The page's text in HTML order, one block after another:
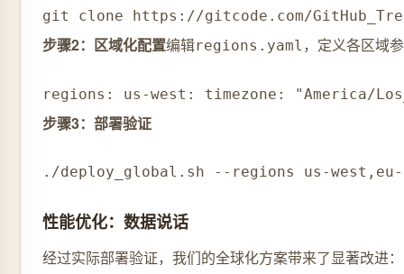
git clone https://gitcode.com/
步骤2：区域化配置编辑regions.yaml ，定义各区域
regions: us-west: timezone: "America/
步骤3：部署验证
./deploy_global.sh --regions us-
性能优化：数据说话
经过实际部署验证，我们的全球化方案带来了显著改进：